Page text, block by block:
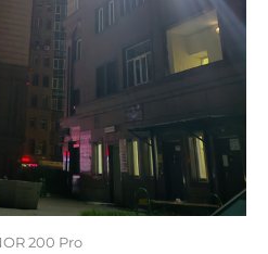
200 Pro